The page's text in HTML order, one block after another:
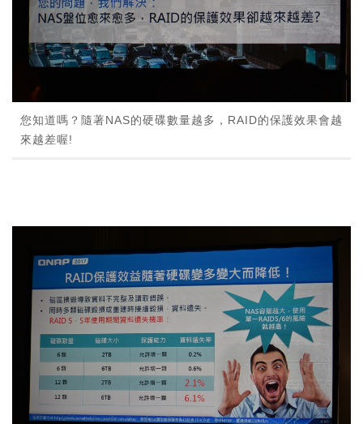
您知道嗎？隨著NAS的硬碟數量越多，RAID的保護效果會越
來越差喔!